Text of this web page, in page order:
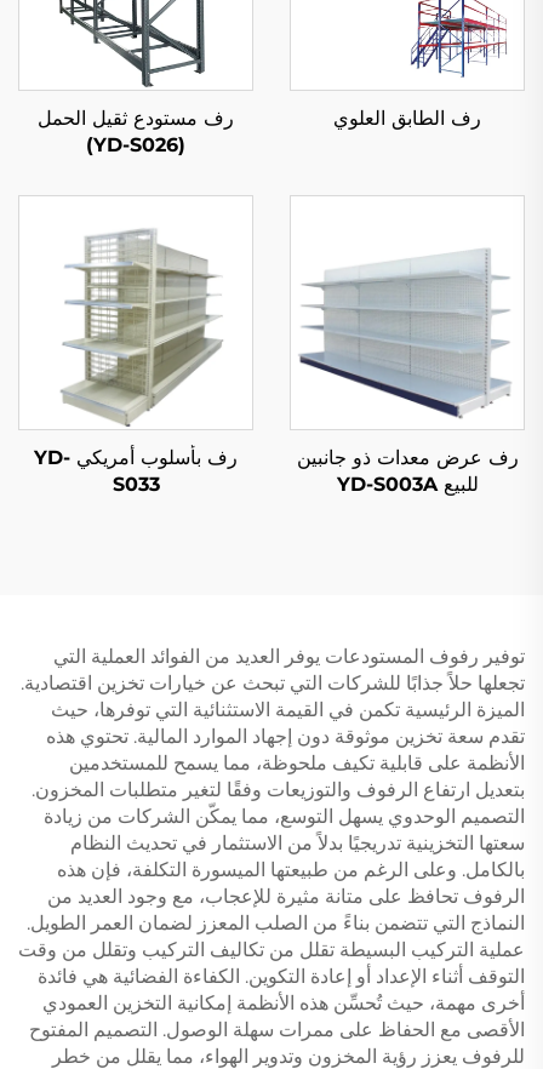
رف الطابق العلوي
رف مستودع ثقيل الحمل
(YD-S026)
رف عرض معدات ذو جانبين
للبيع YD-S003A
رف بأسلوب أمريكي YD-
S033
توفير رفوف المستودعات يوفر العديد من الفوائد العملية التي
تجعلها حلاً جذابًا للشركات التي تبحث عن خيارات تخزين اقتصادية.
الميزة الرئيسية تكمن في القيمة الاستثنائية التي توفرها، حيث
تقدم سعة تخزين موثوقة دون إجهاد الموارد المالية. تحتوي هذه
الأنظمة على قابلية تكيف ملحوظة، مما يسمح للمستخدمين
بتعديل ارتفاع الرفوف والتوزيعات وفقًا لتغير متطلبات المخزون.
التصميم الوحدوي يسهل التوسع، مما يمكّن الشركات من زيادة
سعتها التخزينية تدريجيًا بدلاً من الاستثمار في تحديث النظام
بالكامل. وعلى الرغم من طبيعتها الميسورة التكلفة، فإن هذه
الرفوف تحافظ على متانة مثيرة للإعجاب، مع وجود العديد من
النماذج التي تتضمن بناءً من الصلب المعزز لضمان العمر الطويل.
عملية التركيب البسيطة تقلل من تكاليف التركيب وتقلل من وقت
التوقف أثناء الإعداد أو إعادة التكوين. الكفاءة الفضائية هي فائدة
أخرى مهمة، حيث تُحسِّن هذه الأنظمة إمكانية التخزين العمودي
الأقصى مع الحفاظ على ممرات سهلة الوصول. التصميم المفتوح
للرفوف يعزز رؤية المخزون وتدوير الهواء، مما يقلل من خطر